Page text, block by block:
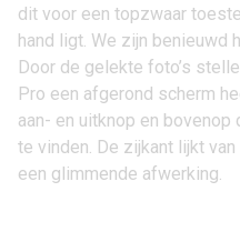
dit voor een topzwaar
hand ligt. We zijn benieuwd
Door de gelekte foto’s
Pro een afgerond scherm
aan- en uitknop en
te vinden. De zijkant lijkt
een glimmende afwerking.